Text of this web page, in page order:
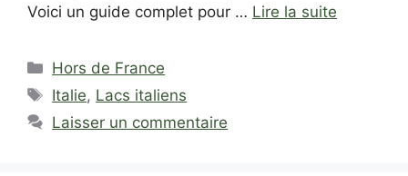
Voici un guide complet pour … Lire la suite
Catégories
Hors de France
Étiquettes
Italie, Lacs italiens
Laisser un commentaire